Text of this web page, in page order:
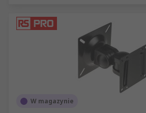
W magazynie